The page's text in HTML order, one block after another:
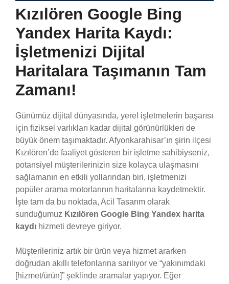
Kızılören Google Bing
Yandex Harita Kaydı:
İşletmenizi Dijital
Haritalara Taşımanın Tam
Zamanı!
Günümüz dijital dünyasında, yerel işletmelerin başarısı
için fiziksel varlıkları kadar dijital görünürlükleri de
büyük önem taşımaktadır. Afyonkarahisar’ın şirin ilçesi
Kızılören’de faaliyet gösteren bir işletme sahibiyseniz,
potansiyel müşterilerinizin size kolayca ulaşmasını
sağlamanın en etkili yollarından biri, işletmenizi
popüler arama motorlarının haritalarına kaydetmektir.
İşte tam da bu noktada, Acil Tasarım olarak
sunduğumuz Kızılören Google Bing Yandex harita
kaydı hizmeti devreye giriyor.
Müşterileriniz artık bir ürün veya hizmet ararken
doğrudan akıllı telefonlarına sarılıyor ve “yakınımdaki
[hizmet/ürün]” şeklinde aramalar yapıyor. Eğer